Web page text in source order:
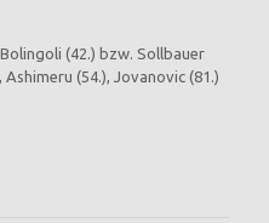
(42.) bzw. Sollbauer
(54.), Jovanovic (81.)